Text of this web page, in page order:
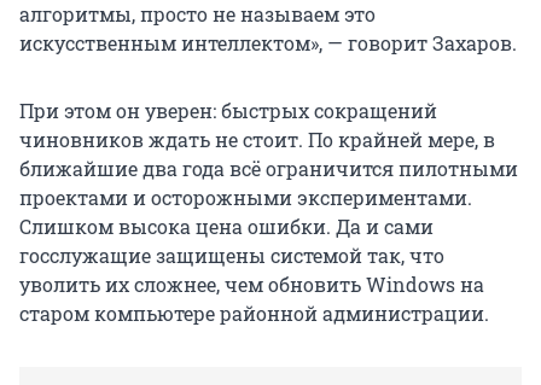
алгоритмы, просто не называем это
искусственным интеллектом», — говорит Захаров.
При этом он уверен: быстрых сокращений
чиновников ждать не стоит. По крайней мере, в
ближайшие два года всё ограничится пилотными
проектами и осторожными экспериментами.
Слишком высока цена ошибки. Да и сами
госслужащие защищены системой так, что
уволить их сложнее, чем обновить Windows на
старом компьютере районной администрации.